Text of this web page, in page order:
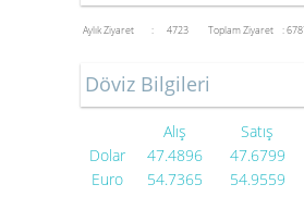
Aylık Ziyaret : 4723 Toplam Ziyaret :
Döviz Bilgileri
Alış
Satış
Dolar
47.4896
47.6799
Euro
54.7365 54.9559